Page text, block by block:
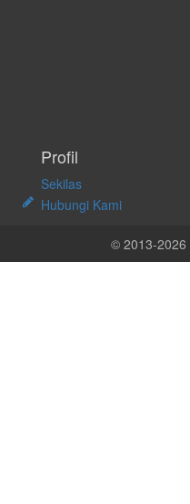
Profil
Sekilas
Hubungi Kami
© 2013-2026